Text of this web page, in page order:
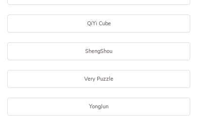
QiYi Cube
ShengShou
Very Puzzle
YongJun